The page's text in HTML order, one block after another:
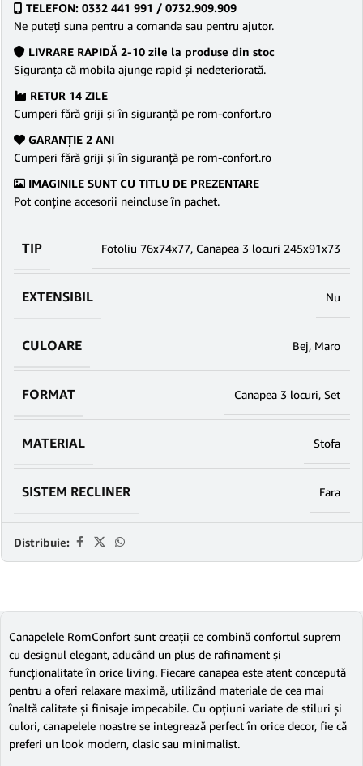
TELEFON: 0332 441 991 / 0732.909.909
Ne puteţi suna pentru a comanda sau pentru ajutor.
LIVRARE RAPIDĂ 2-10 zile la produse din stoc
Siguranţa că mobila ajunge rapid şi nedeteriorată.
RETUR 14 ZILE
Cumperi fără griji şi în siguranţă pe rom-confort.ro
GARANŢIE 2 ANI
Cumperi fără griji şi în siguranţă pe rom-confort.ro
IMAGINILE SUNT CU TITLU DE PREZENTARE
Pot conține accesorii neincluse în pachet.
TIP Fotoliu 76x74x77, Canapea 3 locuri 245x91x73
EXTENSIBIL Nu
CULOARE Bej, Maro
FORMAT Canapea 3 locuri, Set
MATERIAL Stofa
SISTEM RECLINER Fara
Distribuie:
Canapelele RomConfort sunt creații ce combină confortul suprem
cu designul elegant, aducând un plus de rafinament și
funcționalitate în orice living. Fiecare canapea este atent concepută
pentru a oferi relaxare maximă, utilizând materiale de cea mai
înaltă calitate și finisaje impecabile. Cu opțiuni variate de stiluri și
culori, canapelele noastre se integrează perfect în orice decor, fie că
preferi un look modern, clasic sau minimalist.